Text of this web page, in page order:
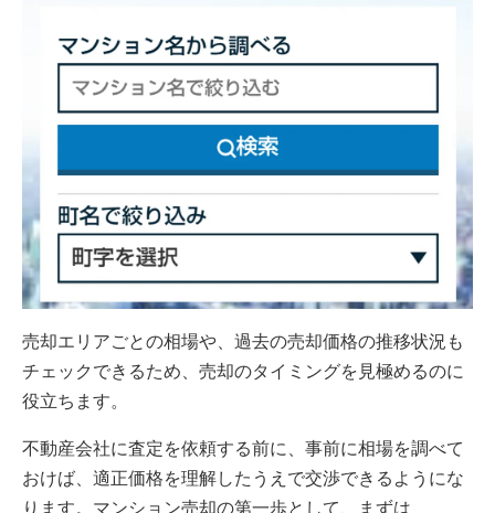
売却エリアごとの相場や、過去の売却価格の推移状況も
チェックできるため、売却のタイミングを見極めるのに
役立ちます。
不動産会社に査定を依頼する前に、事前に相場を調べて
おけば、適正価格を理解したうえで交渉できるようにな
ります。マンション売却の第一歩として、まずは